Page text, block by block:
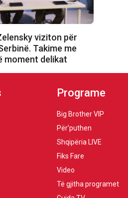
viziton për
Takime me
moment delikat
Programe
Big Brother VIP
Për’puthen
Shqipëria LIVE
Fiks Fare
Video
Të gjitha programet